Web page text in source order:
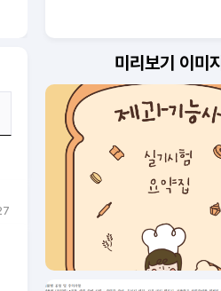
미리보기 이미지